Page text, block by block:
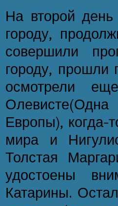
На второй
городу,
совершили
городу, прошли
осмотрели
Европы),
мира и
Толстая
удостоены
Катарины.